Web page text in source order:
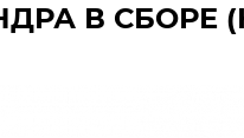
В СБОРЕ